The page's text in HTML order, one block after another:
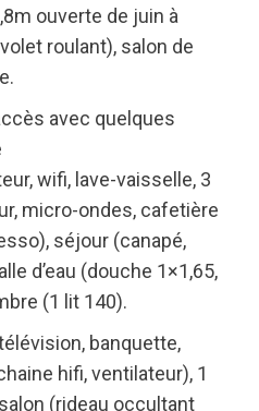
ouverte de juin à
roulant), salon de
avec quelques
wifi, lave-vaisselle, 3
micro-ondes, cafetière
séjour (canapé,
d’eau (douche 1×1,65,
(1 lit 140).
banquette,
hifi, ventilateur), 1
(rideau occultant